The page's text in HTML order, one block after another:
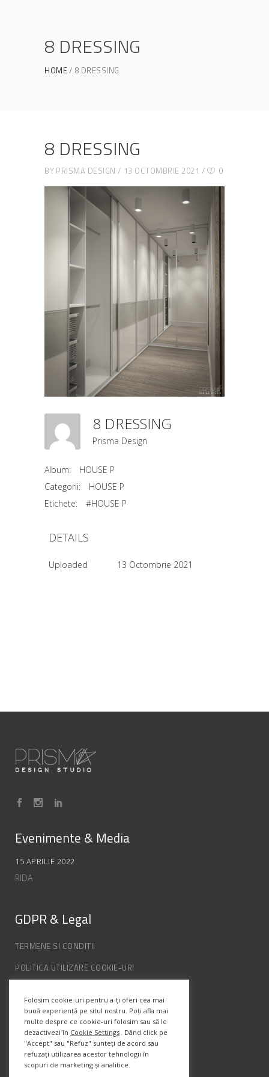
8 DRESSING
HOME 8 DRESSING
8 DRESSING
BY PRISMA DESIGN 13 OCTOMBRIE 2021 0
8 DRESSING
Prisma Design
Album:
HOUSE P
Categorii:
HOUSE P
Etichete:
#HOUSE P
DETAILS
Uploaded 13 Octombrie 2021
Evenimente & Media
15 APRILIE 2022
RIDA
GDPR & Legal
TERMENE SI CONDITII
POLITICA UTILIZARE COOKIE-URI
ANPC
Info Contact
Str. Semenic, Nr.1, Ap.5, Timisoara.
Folosim cookie-uri pentru a-ți oferi cea mai
bună experiență pe situl nostru. Poți afla mai
multe despre ce cookie-uri folosim sau să le
dezactivezi în Cookie Settings . Dând click pe
"Accept" sau "Refuz" sunteți de acord sau
refuzați utilizarea acestor tehnologii în
scopuri de marketing și analitice.